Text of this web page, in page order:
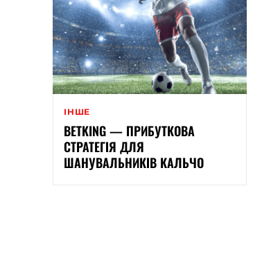
ІНШЕ
BETKING — ПРИБУТКОВА
СТРАТЕГІЯ ДЛЯ
ШАНУВАЛЬНИКІВ КАЛЬЧО